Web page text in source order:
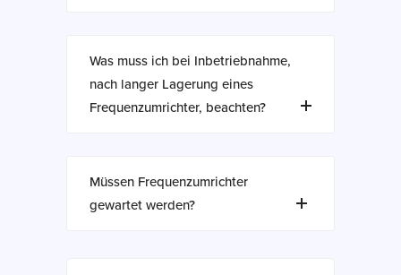
Was muss ich bei Inbetriebnahme,
nach langer Lagerung eines
Frequenzumrichter, beachten?
Müssen Frequenzumrichter
gewartet werden?